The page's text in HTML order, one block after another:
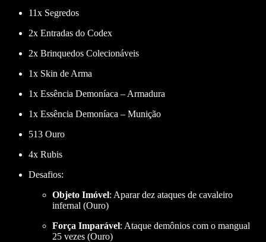
11x Segredos
2x Entradas do Codex
2x Brinquedos Colecionáveis
1x Skin de Arma
1x Essência Demoníaca – Armadura
1x Essência Demoníaca – Munição
513 Ouro
4x Rubis
Desafios:
Objeto Imóvel: Aparar dez ataques de cavaleiro
infernal (Ouro)
Força Imparável: Ataque demônios com o mangual
25 vezes (Ouro)